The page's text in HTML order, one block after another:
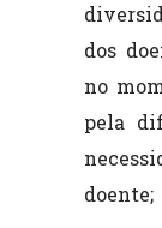
dos
no
pela
doente;